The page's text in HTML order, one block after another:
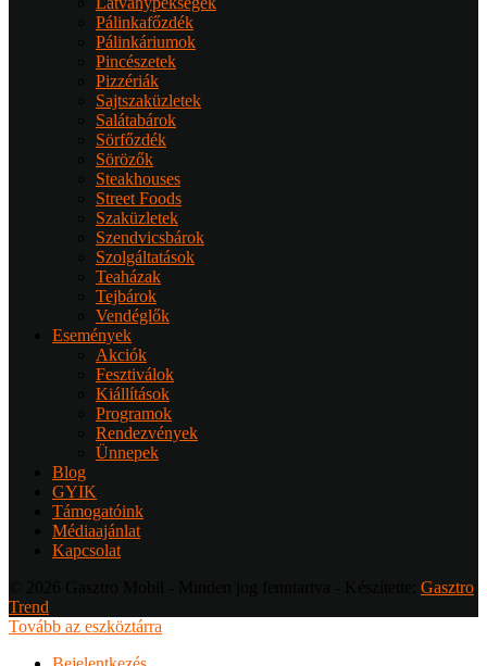
Pálinkafőzdék
Pálinkáriumok
Pincészetek
Pizzériák
Sajtszaküzletek
Salátabárok
Sörfőzdék
Sörözők
Steakhouses
Street Foods
Szaküzletek
Szendvicsbárok
Szolgáltatások
Teaházak
Tejbárok
Vendéglők
Események
Akciók
Fesztiválok
Kiállítások
Programok
Rendezvények
Ünnepek
Blog
GYIK
Támogatóink
Médiaajánlat
Kapcsolat
Gasztro
Trend
Tovább az eszköztárra